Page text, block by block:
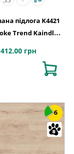
підлога K4421
Trend Kaindl
грн
6